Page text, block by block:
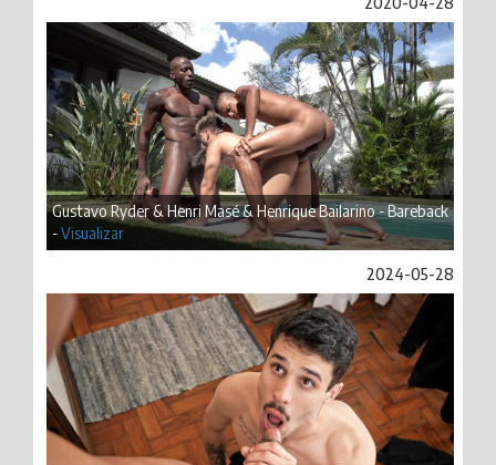
Gustavo Ryder & Henri Masé & Henrique Bailarino - Bareback
-Visualizar
2024-05-28